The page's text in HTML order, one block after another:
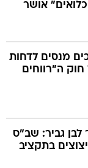
אושר
מנסים לדחות
ה"רווחים
לבן גביר: שב"ס
בתקציב